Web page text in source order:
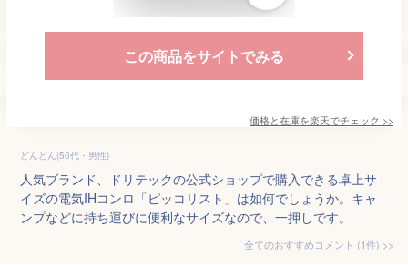
この商品をサイトでみる
価格と在庫を楽天でチェック >>
どんどん(50代・男性)
人気ブランド、ドリテックの公式ショップで購入できる卓上サ
イズの電気IHコンロ「ピッコリスト」は如何でしょうか。キャ
ンプなどに持ち運びに便利なサイズなので、一押しです。
全てのおすすめコメント (1件) >